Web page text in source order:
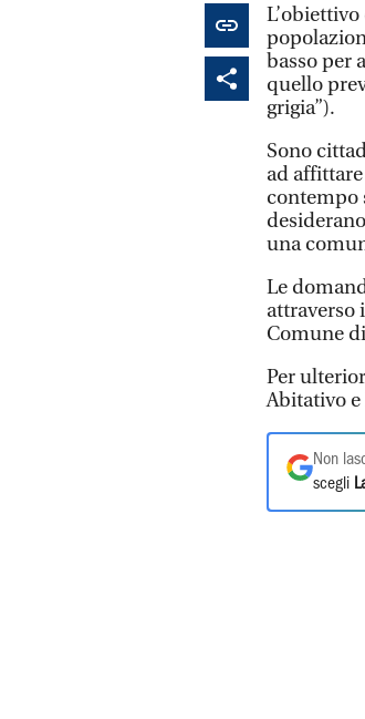
basso per
quello
grigia”).
Sono
ad
contempo
una
Le
attraverso
Comune
Per
Abitativo
Non
scegli